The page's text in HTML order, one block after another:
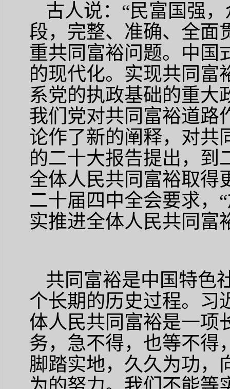
古人说： “民富国强
段，完整、准确、全面
重共同富裕问题。中国
的现代化。实现共同富
系党的执政基础的重大
我们党对共同富裕道路
论作了新的阐释，对共
的二十大报告提出，到
全体人民共同富裕取得
二十届四中全会要求，
实推进全体人民共同富
共同富裕是中国特色
个长期的历史过程。习
体人民共同富裕是一项
务，急不得，也等不得
脚踏实地，久久为功，